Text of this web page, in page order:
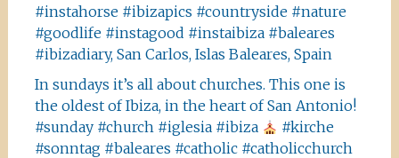
#instahorse #ibizapics #countryside #nature
#goodlife #instagood #instaibiza #baleares
#ibizadiary, San Carlos, Islas Baleares, Spain
In sundays it’s all about churches. This one is
the oldest of Ibiza, in the heart of San Antonio!
#sunday #church #iglesia #ibiza
#kirche
#sonntag #baleares #catholic #catholicchurch